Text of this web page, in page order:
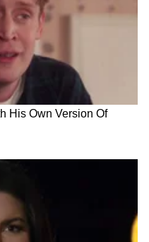
बनवताना तुम्ही
लहान-लहान दगडांनी
ठेवा. याच्या
लावल्यास ते आणखी